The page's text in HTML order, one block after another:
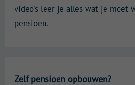
video's leer je alles wat je moet
pensioen.
Zelf pensioen opbouwen?